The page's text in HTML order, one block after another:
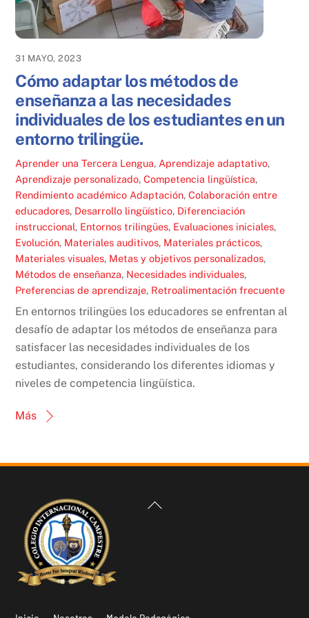
31 MAYO, 2023
Cómo adaptar los métodos de
enseñanza a las necesidades
individuales de los estudiantes en un
entorno trilingüe.
Aprender una Tercera Lengua, Aprendizaje adaptativo,
Aprendizaje personalizado,Competencia lingüística,
Rendimiento académico Adaptación,Colaboración entre
educadores, Desarrollo lingüístico, Diferenciación
instruccional, Entornos trilingües, Evaluaciones iniciales,
Evolución, Materiales auditivos, Materiales prácticos,
Materiales visuales, Metas y objetivos personalizados,
Métodos de enseñanza, Necesidades individuales,
Preferencias de aprendizaje, Retroalimentación frecuente
En entornos trilingües los educadores se enfrentan al
desafío de adaptar los métodos de enseñanza para
satisfacer las necesidades individuales de los
estudiantes, considerando los diferentes idiomas y
niveles de competencia lingüística.
Más
Back